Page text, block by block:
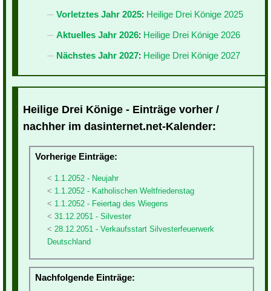
Vorletztes Jahr 2025: Heilige Drei Könige 2025
Aktuelles Jahr 2026: Heilige Drei Könige 2026
Nächstes Jahr 2027: Heilige Drei Könige 2027
Heilige Drei Könige - Einträge vorher /
nachher im dasinternet.net-Kalender:
Vorherige Einträge:
1.1.2052 - Neujahr
1.1.2052 - Katholischen Weltfriedenstag
1.1.2052 - Feiertag des Wiegens
31.12.2051 - Silvester
28.12.2051 - Verkaufsstart Silvesterfeuerwerk
Deutschland
Nachfolgende Einträge: